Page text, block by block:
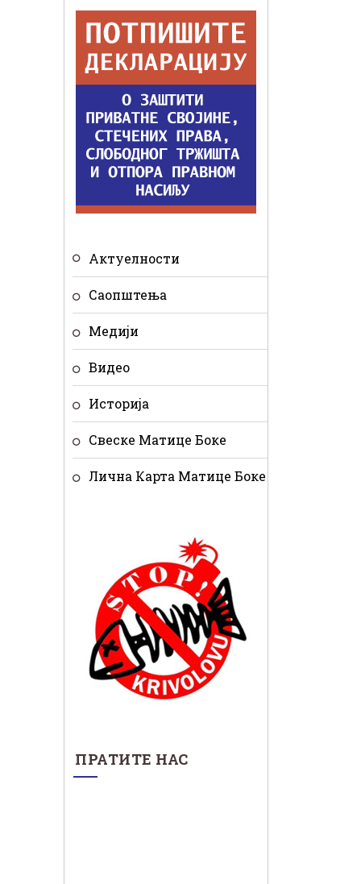
Актуелности
Саопштења
Медији
Видео
Историја
Свеске Матице Боке
Лична Карта Матице Боке
ПРАТИТЕ НАС